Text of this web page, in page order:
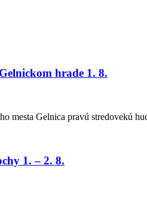
hrade 1. 8.
mesta Gelnica pravú stredovekú
1. – 2. 8.